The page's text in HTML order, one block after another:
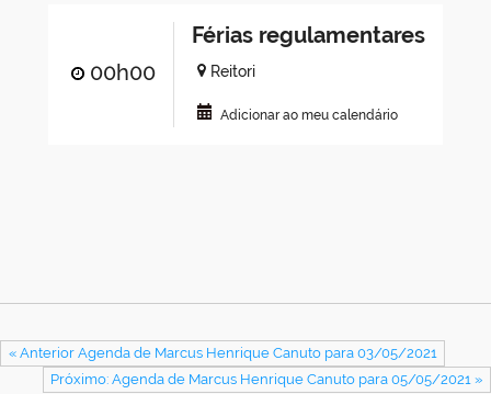
00h00
Férias regulamentares
Reitori
Adicionar ao meu calendário
« Anterior Agenda de Marcus Henrique Canuto para 03/05/2021
Próximo: Agenda de Marcus Henrique Canuto para 05/05/2021 »